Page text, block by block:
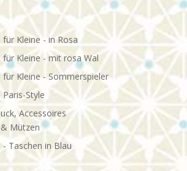
Kleine - in Rosa
für Kleine - mit rosa Wal
Kleine - Sommerspieler
Style
Accessoires
Mützen
Taschen in Blau